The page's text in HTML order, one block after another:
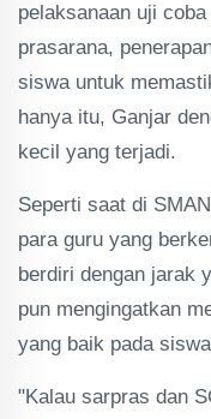
pelaksanaan uji
prasarana,
siswa untuk
hanya itu, Ganjar
kecil yang terjadi.
Seperti saat di
para guru yang
berdiri dengan jarak
pun mengingatkan
yang baik pada
"Kalau sarpras dan